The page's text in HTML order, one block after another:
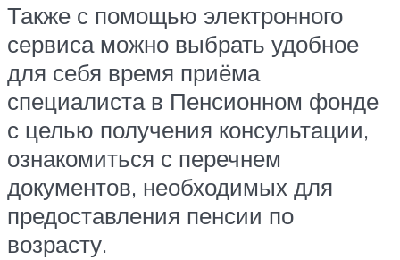
Также с помощью электронного
сервиса можно выбрать удобное
для себя время приёма
специалиста в Пенсионном фонде
с целью получения консультации,
ознакомиться с перечнем
документов, необходимых для
предоставления пенсии по
возрасту.